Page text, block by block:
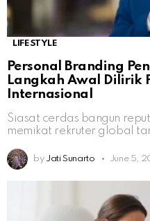
LIFESTYLE
Personal Branding
Langkah Awal Dilirik
Internasional
Siasat cerdas bangun
memikat rekruter global
by Jati Sunarto June 5,